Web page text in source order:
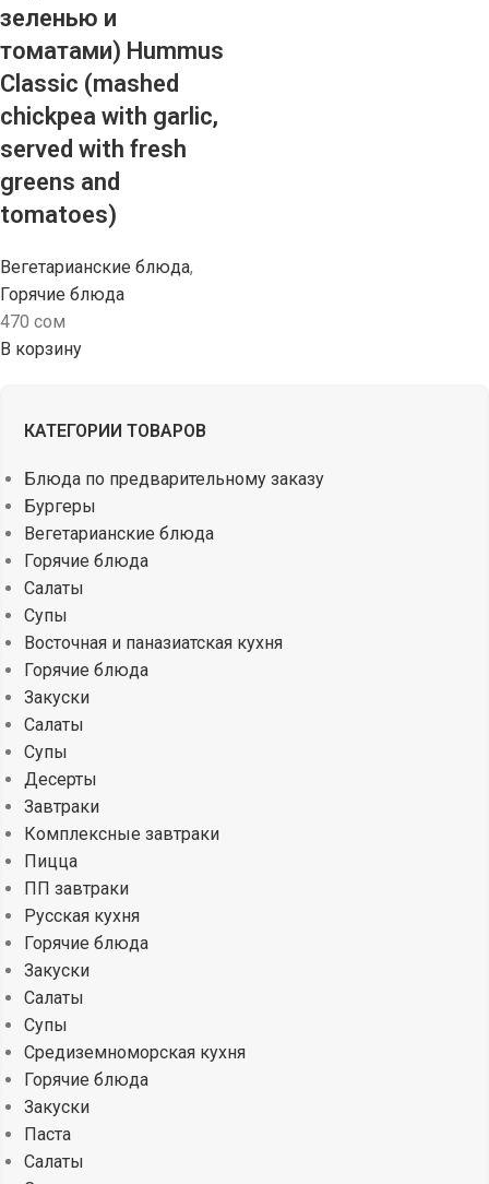
КАТЕГОРИИ ТОВАРОВ
Блюда по предварительному заказу
Бургеры
Вегетарианские блюда
Горячие блюда
Салаты
Супы
Восточная и паназиатская кухня
Горячие блюда
Закуски
Салаты
Супы
Десерты
Завтраки
Комплексные завтраки
Пицца
ПП завтраки
Русская кухня
Горячие блюда
Закуски
Салаты
Супы
Средиземноморская кухня
Горячие блюда
Закуски
Паста
Салаты
зеленью и
томатами) Hummus
Classic (mashed
chickpea with garlic,
served with fresh
greens and
tomatoes)
Вегетарианские блюда,
Горячие блюда
470 сом
В корзину